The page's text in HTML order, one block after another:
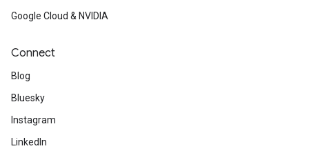
Google Cloud & NVIDIA
Connect
Blog
Bluesky
Instagram
LinkedIn